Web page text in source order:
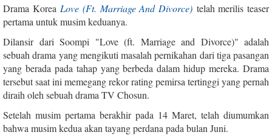
Drama Korea Love (Ft. Marriage And Divorce) telah merilis teaser
pertama untuk musim keduanya.
Dilansir dari Soompi "Love (ft. Marriage and Divorce)" adalah
sebuah drama yang mengikuti masalah pernikahan dari tiga pasangan
yang berada pada tahap yang berbeda dalam hidup mereka. Drama
tersebut saat ini memegang rekor rating pemirsa tertinggi yang pernah
diraih oleh sebuah drama TV Chosun.
Setelah musim pertama berakhir pada 14 Maret, telah diumumkan
bahwa musim kedua akan tayang perdana pada bulan Juni.